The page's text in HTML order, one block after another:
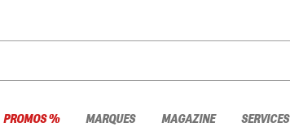
PROMOS % MARQUES MAGAZINE SERVICES